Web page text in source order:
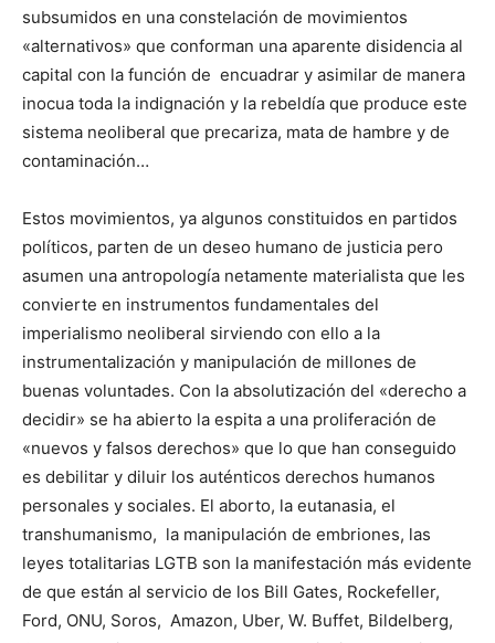
subsumidos en una constelación de movimientos
«alternativos» que conforman una aparente disidencia al
capital con la función de encuadrar y asimilar de manera
inocua toda la indignación y la rebeldía que produce este
sistema neoliberal que precariza, mata de hambre y de
contaminación…
Estos movimientos, ya algunos constituidos en partidos
políticos, parten de un deseo humano de justicia pero
asumen una antropología netamente materialista que les
convierte en instrumentos fundamentales del
imperialismo neoliberal sirviendo con ello a la
instrumentalización y manipulación de millones de
buenas voluntades. Con la absolutización del «derecho a
decidir» se ha abierto la espita a una proliferación de
«nuevos y falsos derechos» que lo que han conseguido
es debilitar y diluir los auténticos derechos humanos
personales y sociales. El aborto, la eutanasia, el
transhumanismo, la manipulación de embriones, las
leyes totalitarias LGTB son la manifestación más evidente
de que están al servicio de los Bill Gates, Rockefeller,
Ford, ONU, Soros, Amazon, Uber, W. Buffet, Bildelberg,